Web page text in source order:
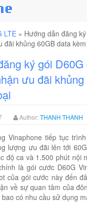
LTE » Hướng dẫn đăng
đãi khủng 60GB data
ký gói D60G
ưu đãi
Author:THANH THANH
Vinaphone tiếp tục
lượng ưu đãi lên tới
độ ca và 1.500 phút nội
là gói cước D60G
của gói cước này đến
về sự quan tâm của
có nhu cầu sử dụng